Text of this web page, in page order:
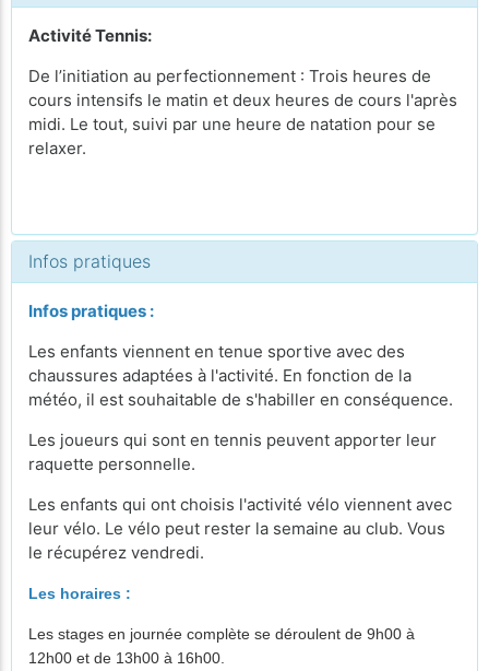
Activité Tennis:
De l’initiation au perfectionnement : Trois heures de
cours intensifs le matin et deux heures de cours l'après
midi. Le tout, suivi par une heure de natation pour se
relaxer.
Infos pratiques
Infos pratiques :
Les enfants viennent en tenue sportive avec des
chaussures adaptées à l'activité. En fonction de la
météo, il est souhaitable de s'habiller en conséquence.
Les joueurs qui sont en tennis peuvent apporter leur
raquette personnelle.
Les enfants qui ont choisis l'activité vélo viennent avec
leur vélo. Le vélo peut rester la semaine au club. Vous
le récupérez vendredi.
Les horaires :
Les stages en journée complète se déroulent de 9h00 à
12h00 et de 13h00 à 16h00.